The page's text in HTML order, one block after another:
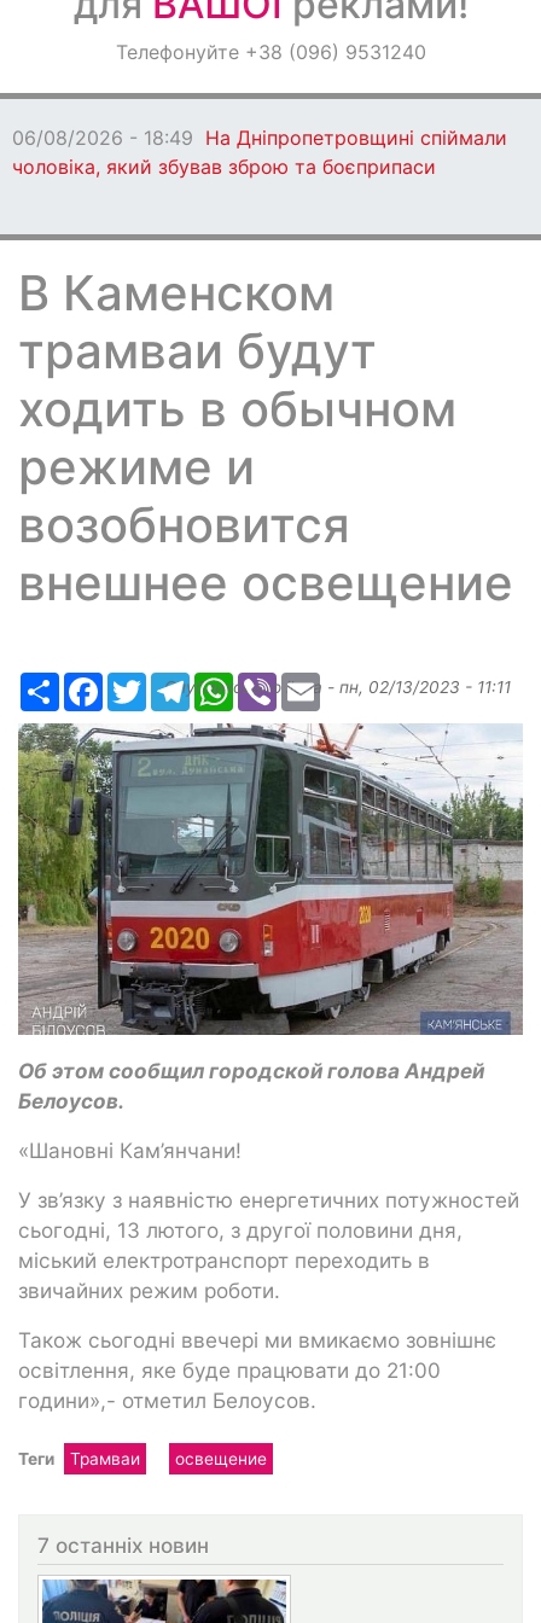
ОголошенняТелефонуйте +38 (096) 9531240
06/08/2026 - 18:49 На Дніпропетровщині спіймали
чоловіка, який збував зброю та боєприпаси
В Каменском
трамваи будут
ходить в обычном
режиме и
возобновится
внешнее освещение
РесурсFacebook
TwitterTelegramWhatsApp
ViberEmail
Опубликовано ilona - пн, 02/13/2023 - 11:11
Об этом сообщил городской голова Андрей
Белоусов.
«Шановні Кам’янчани!
У зв’язку з наявністю енергетичних потужностей
сьогодні, 13 лютого, з другої половини дня,
міський електротранспорт переходить в
звичайних режим роботи.
Також сьогодні ввечері ми вмикаємо зовнішнє
освітлення, яке буде працювати до 21:00
години»,- отметил Белоусов.
Теги Трамваи освещение
7 останніх новин